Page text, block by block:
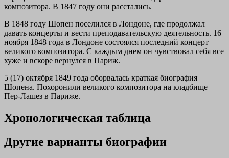
композитора. В 1847 году они расстались.
В 1848 году Шопен поселился в Лондоне, где продолжал
давать концерты и вести преподавательскую деятельность. 16
ноября 1848 года в Лондоне состоялся последний концерт
великого композитора. С каждым днем он чувствовал себя все
хуже и вскоре вернулся в Париж.
5 (17) октября 1849 года оборвалась краткая биография
Шопена. Похоронили великого композитора на кладбище
Пер-Лашез в Париже.
Хронологическая таблица
Другие варианты биографии